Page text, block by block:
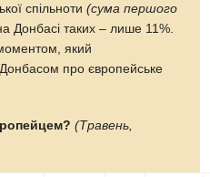
спільноти(сума першого
Донбасі таких – лише 11%.
який
про європейське
(Травень,